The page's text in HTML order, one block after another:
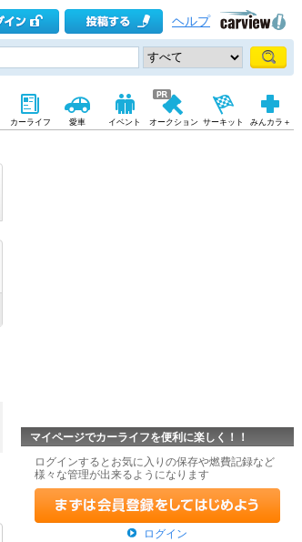
ヘルプ
カーライフ 愛車 イベント オークション サーキット みんカラ＋
マイページでカーライフを便利に楽しく！！
ログインするとお気に入りの保存や燃費記録など
様々な管理が出来るようになります
ログイン